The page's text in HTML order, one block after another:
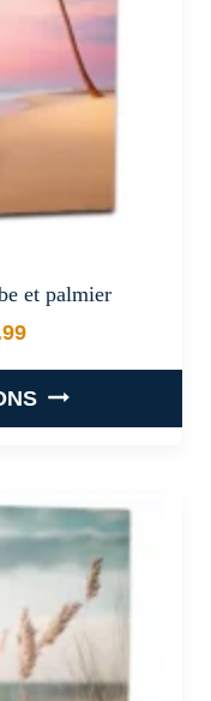
et palmier
de prix : €29.99 à